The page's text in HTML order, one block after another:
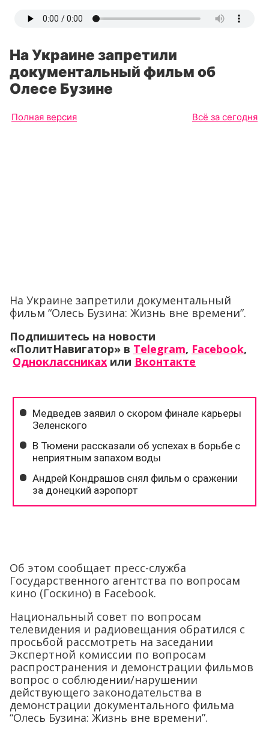
На Украине запретили
документальный фильм об
Олесе Бузине
Полная версия Всё за сегодня
На Украине запретили документальный
фильм “Олесь Бузина: Жизнь вне времени”.
Подпишитесь на новости
«ПолитНавигатор» в Telegram, Facebook,
Одноклассниках или Вконтакте
Об этом сообщает пресс-служба
Государственного агентства по вопросам
кино (Госкино) в Facebook.
Национальный совет по вопросам
телевидения и радиовещания обратился с
просьбой рассмотреть на заседании
Экспертной комиссии по вопросам
распространения и демонстрации фильмов
вопрос о соблюдении/нарушении
действующего законодательства в
демонстрации документального фильма
“Олесь Бузина: Жизнь вне времени”.